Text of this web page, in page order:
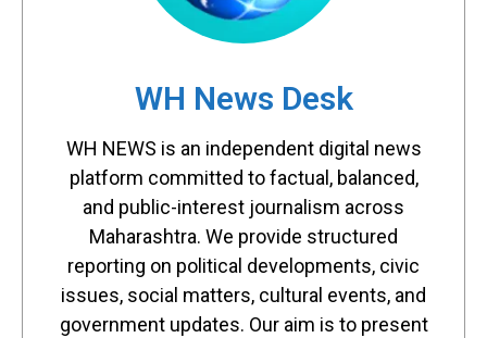
WH News Desk
WH NEWS is an independent digital news
platform committed to factual, balanced,
and public-interest journalism across
Maharashtra. We provide structured
reporting on political developments, civic
issues, social matters, cultural events, and
government updates. Our aim is to present